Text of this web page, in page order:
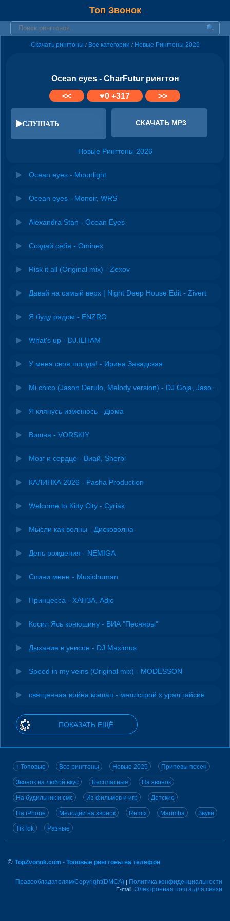
Топ Звонок
Скачать рингтоны / Все категории / Новые Рингтоны 2026
Ocean eyes - CharFutur рингтон
<<
♥0+317 >>
СЛУШАТЬ СКАЧАТЬ MP3
Новые Рингтоны 2026
Ocean eyes - Moonlight
Ocean eyes - Monoir, WRS
Alexandra Stan - Ocean Eyes
Создай себя - Ominex
Risk it all (Original mix) - Zexov
Давай на самый верх | Night Deep House Edit - Zivert
Я буду рядом - ENZRO
What's up - DJ.ILHAM
У меня своя погода! - Ирина Завадская
Я клянусь изменюсь - Дюма
Вишня - VORSKIY
Мозг и сердце - Виай, Sherbi
КАЛИНКА 2026 - Pasha Production
Welcome to Kitty City - Cyriak
Мысли как волны - Дисковолна
День рождения - NEMIGA
Спини мене - Musichuman
Принцесса - ХАНЗА, Adjo
Косил Ясь конюшину - ВИА "Песняры"
Дыхание в унисон - DJ Maximus
Speed in my veins (Original mix) - MODESSON
священная война мэшап - меллстрой х урал гайсин
ПОКАЗАТЬ ЕЩЁ
↑ Топовые Все рингтоны Новые 2025 Припевы песен
Звонок на любой вкус Бесплатные На звонок
На будильник и смс Из фильмов и игр Детские
На iPhone Мелодии на звонок Remix Marimba Звуки
TikTok Разные
© TopZvonok.com - Топовые рингтоны на телефон
Правообладателям/Copyright(DMCA) | Политика конфиденциальности
E-mail: Электронная почта для связи